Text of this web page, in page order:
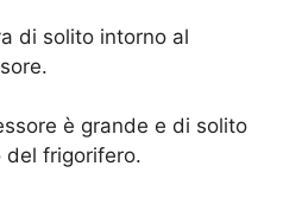
di solito intorno al
è grande e di solito
del frigorifero.